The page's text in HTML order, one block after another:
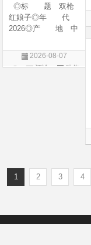
◎标 题 双枪
红娘子◎年 代
2026◎产 地 中
剧情 / 动作 / 战争◎
上映日期 2026-08-
2026-08-07
评论
动作
1 2 3 4